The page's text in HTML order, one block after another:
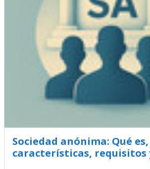
Sociedad anónima: Qué es,
características, requisitos